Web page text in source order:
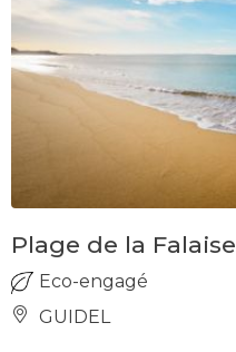
Plage de la Falaise
Eco-engagé
GUIDEL